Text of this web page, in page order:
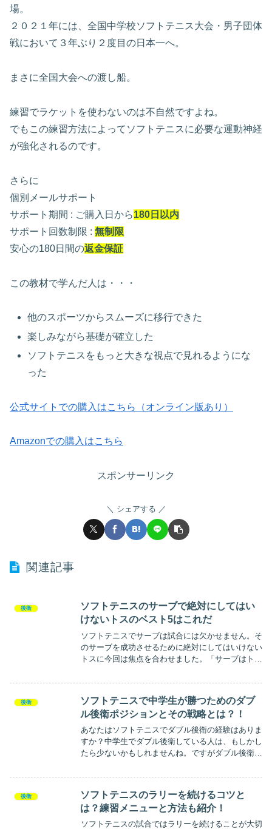
場。
２０２１年には、全国中学校ソフトテニス大会・男子団体
戦において３年ぶり２度目の日本一へ。
まさに全国大会への渡し船。
練習でラケットを使わないのは不自然ですよね。
でもこの練習方法によってソフトテニスに必要な運動神経
が強化されるのです。
さらに
個別メールサポート
サポート期間 : ご購入日から180日以内
サポート回数制限 : 無制限
安心の180日間の返金保証
この教材で学んだ人は・・・
他のスポーツからスムーズに移行できた
楽しみながら基礎が確立した
ソフトテニスをもっと大きな視点で見れるようにな
った
公式サイトでの購入はこちら（オンライン版あり）
Amazonでの購入はこちら
スポンサーリンク
シェアする
関連記事
後衛
ソフトテニスのサーブで絶対にしてはい
けないトスのベスト5はこれだ
ソフトテニスでサーブは試合には欠かせません。そ
のサーブを成功させるために絶対にしてはいけない
トスに今回は焦点を合わせました。「サーブはトス
本当に大事なんですよ。
後衛
ソフトテニスで中学生が勝つためのダブ
ル後衛ポジションとその戦略とは？！
あなたはソフトテニスでダブル後衛の経験はありま
すか？中学生でダブル後衛している人は、もしかし
たら少ないかもしれませんね。ですがダブル後衛で
んなダブル後衛で悩ましいポジションや戦略につい
試合に勝ちましょう！
後衛
ソフトテニスのラリーを続けるコツと
は？練習メニューと方法も紹介！
ソフトテニスの試合ではラリーを続けることが大切